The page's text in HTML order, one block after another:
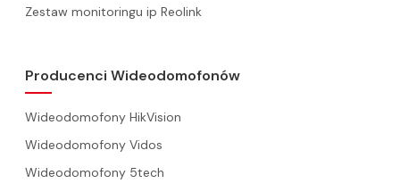
Zestaw monitoringu ip Reolink
Producenci Wideodomofonów
Wideodomofony HikVision
Wideodomofony Vidos
Wideodomofony 5tech